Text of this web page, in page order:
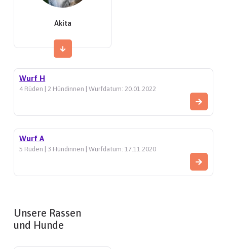
Akita
Wurf H
4 Rüden | 2 Hündinnen | Wurfdatum: 20.01.2022
Wurf A
5 Rüden | 3 Hündinnen | Wurfdatum: 17.11.2020
Unsere Rassen
und Hunde